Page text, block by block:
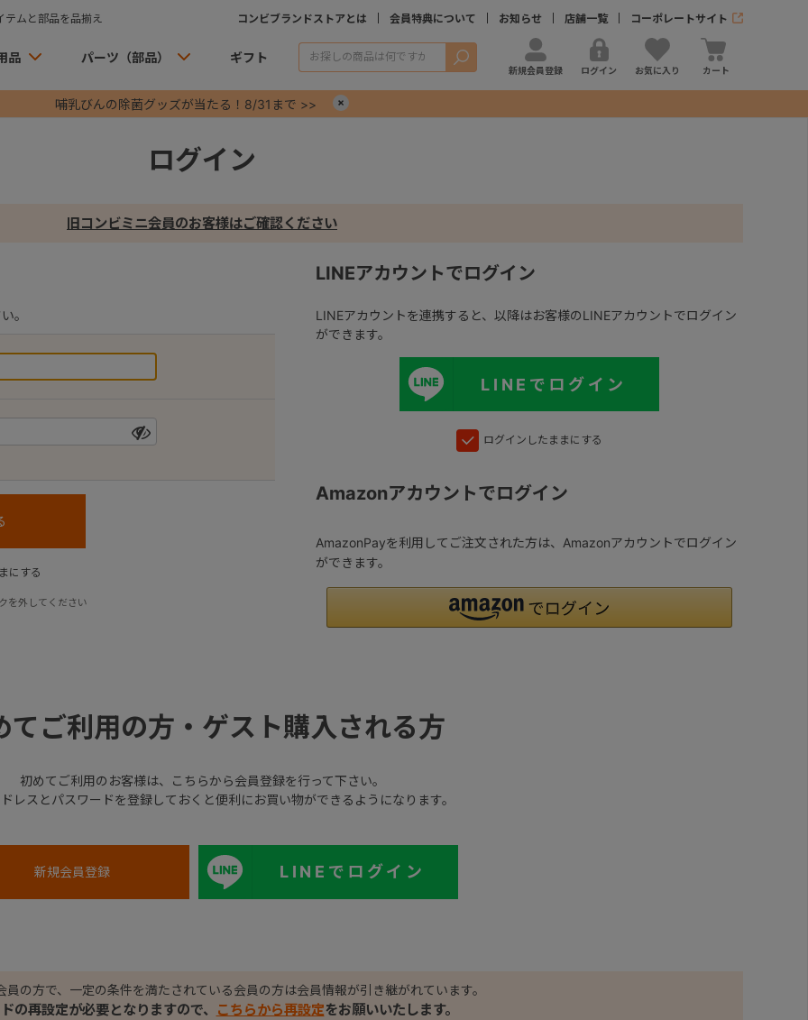
ムと部品を品揃え コンビブランドストアとは 会員特典について お知らせ 店舗一覧 コーポレートサイト
品 パーツ（部品） ギフト 検索
新規会員登録 ログイン お気に入り カート
哺乳びんの除菌グッズが当たる！8/31まで >>
ログイン
旧コンビミニ会員のお客様はご確認ください
。
にする
を外してください
LINEアカウントでログイン
LINEアカウントを連携すると、以降はお客様のLINEアカウントでログイン
ができます。
LINEでログイン
ログインしたままにする
Amazonアカウントでログイン
AmazonPayを利用してご注文された方は、Amazonアカウントでログイン
ができます。
てご利用の方・ゲスト購入される方
初めてご利用のお客様は、こちらから会員登録を行って下さい。
レスとパスワードを登録しておくと便利にお買い物ができるようになります。
LINEでログイン
員の方で、一定の条件を満たされている会員の方は会員情報が引き継がれています。
の再設定が必要となりますので、 こちらから再設定をお願いいたします。